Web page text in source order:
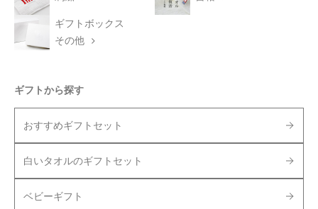
ギフトボックス
その他
ギフトから探す
おすすめギフトセット
白いタオルのギフトセット
ベビーギフト